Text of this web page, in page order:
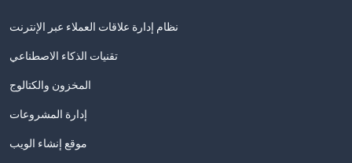
نظام إدارة علاقات العملاء عبر الإنترنت
تقنيات الذكاء الاصطناعي
المخزون والكتالوج
إدارة المشروعات
موقع إنشاء الويب